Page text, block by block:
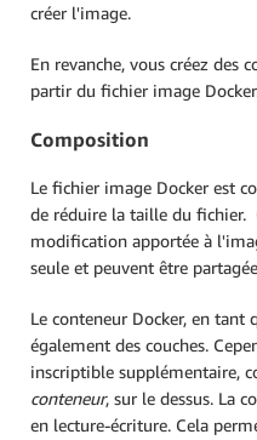
créer l'image.
En revanche, vous créez des
partir du fichier image
Composition
Le fichier image Docker est
de réduire la taille du fichier.
modification apportée à
seule et peuvent être
Le conteneur Docker, en
également des couches.
inscriptible supplémentaire,
conteneur, sur le dessus. La
en lecture-écriture. Cela